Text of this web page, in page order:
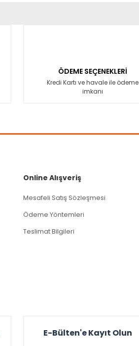
ÖDEME SEÇENEKLERİ
Kredi Kartı ve havale ile ödeme
imkanı
Online Alışveriş
Mesafeli Satış Sözleşmesi
Ödeme Yöntemleri
Teslimat Bilgileri
E-Bülten'e Kayıt Olun